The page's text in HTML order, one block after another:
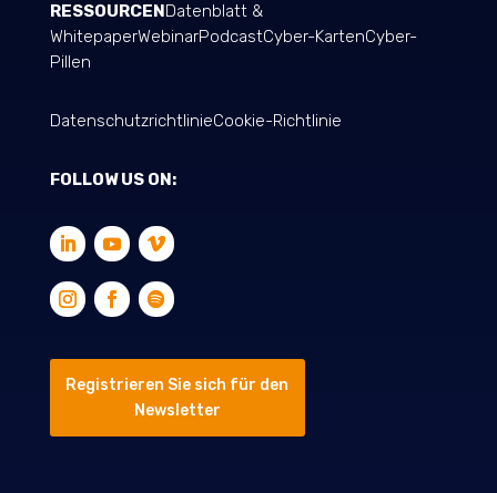
RESSOURCENDatenblatt &
WhitepaperWebinarPodcastCyber-KartenCyber-
Pillen
DatenschutzrichtlinieCookie-Richtlinie
FOLLOW US ON:
Registrieren Sie sich für den
Newsletter